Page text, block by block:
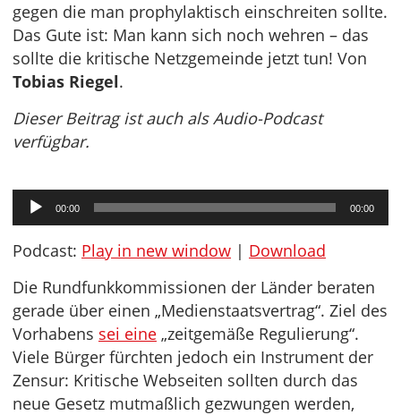
gegen die man prophylaktisch einschreiten sollte.
Das Gute ist: Man kann sich noch wehren – das
sollte die kritische Netzgemeinde jetzt tun! Von
Tobias Riegel.
Dieser Beitrag ist auch als Audio-Podcast
verfügbar.
Audio-
Player
00:00 00:00
Podcast: Play in new window | Download
Die Rundfunkkommissionen der Länder beraten
gerade über einen „Medienstaatsvertrag“. Ziel des
Vorhabens sei eine „zeitgemäße Regulierung“.
Viele Bürger fürchten jedoch ein Instrument der
Zensur: Kritische Webseiten sollten durch das
neue Gesetz mutmaßlich gezwungen werden,